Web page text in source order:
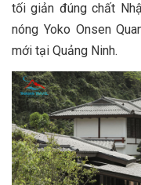
tối giản đúng chất
nóng Yoko Onsen
mới tại Quảng Ninh.